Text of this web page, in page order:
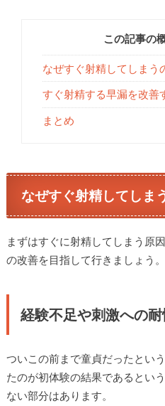
この記事の
なぜすぐ射精してしまう
すぐ射精する早漏を改善
まとめ
なぜすぐ射精してしま
まずはすぐに射精してしまう原
の改善を目指して行きましょう。
経験不足や刺激への耐
ついこの前まで童貞だったとい
たのが初体験の結果であるとい
ない部分はあります。